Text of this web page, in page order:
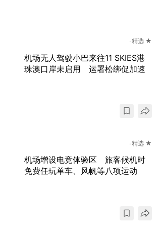
精选 ★
机场无人驾驶小巴来往11 SKIES港
珠澳口岸未启用 运署松绑促加速
精选 ★
机场增设电竞体验区 旅客候机时
免费任玩单车、风帆等八项运动